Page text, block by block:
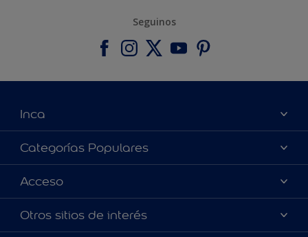
Seguinos
Inca
Acerca de Inca
Contactanos
Encontrá un distribuidor Inca
Categorías Populares
Colores
Productos
Inspiración
Acceso
Accesibilidad
Precisión del color
Otros sitios de interés